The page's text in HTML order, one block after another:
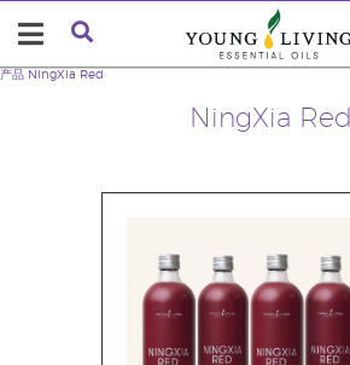
NingXia Red
产品 NingXia Red